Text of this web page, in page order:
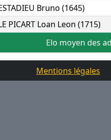
Elo moyen des
Bruno (1645)
PICART Loan Leon (1715)
Mentions légales